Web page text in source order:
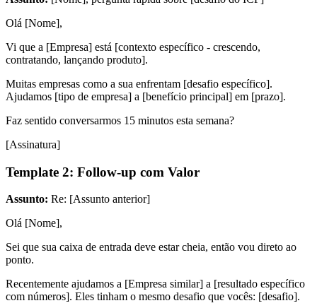
Olá [Nome],
Vi que a [Empresa] está [contexto específico - crescendo,
contratando, lançando produto].
Muitas empresas como a sua enfrentam [desafio específico].
Ajudamos [tipo de empresa] a [benefício principal] em [prazo].
Faz sentido conversarmos 15 minutos esta semana?
[Assinatura]
Template 2: Follow-up com Valor
Assunto: Re: [Assunto anterior]
Olá [Nome],
Sei que sua caixa de entrada deve estar cheia, então vou direto ao
ponto.
Recentemente ajudamos a [Empresa similar] a [resultado específico
com números]. Eles tinham o mesmo desafio que vocês: [desafio].